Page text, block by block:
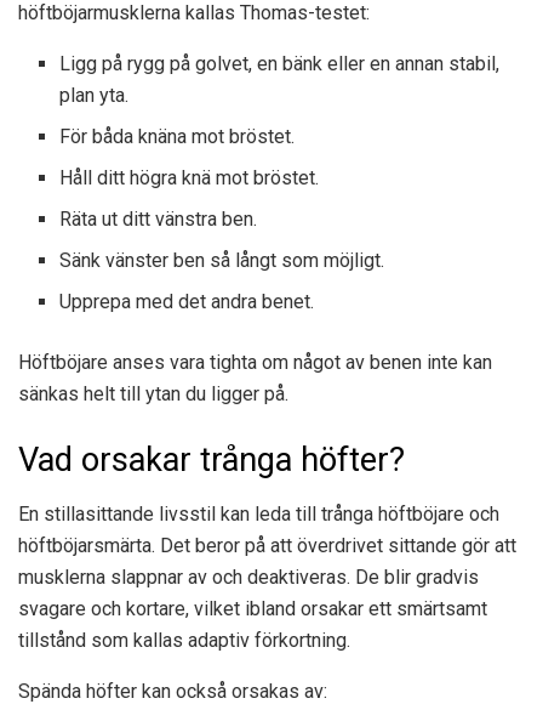
höftböjarmusklerna kallas Thomas-testet:
Ligg på rygg på golvet, en bänk eller en annan stabil,
plan yta.
För båda knäna mot bröstet.
Håll ditt högra knä mot bröstet.
Räta ut ditt vänstra ben.
Sänk vänster ben så långt som möjligt.
Upprepa med det andra benet.
Höftböjare anses vara tighta om något av benen inte kan
sänkas helt till ytan du ligger på.
Vad orsakar trånga höfter?
En stillasittande livsstil kan leda till trånga höftböjare och
höftböjarsmärta. Det beror på att överdrivet sittande gör att
musklerna slappnar av och deaktiveras. De blir gradvis
svagare och kortare, vilket ibland orsakar ett smärtsamt
tillstånd som kallas adaptiv förkortning.
Spända höfter kan också orsakas av: